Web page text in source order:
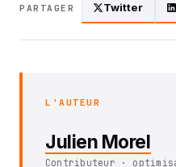
PARTAGER Twitter
L'AUTEUR
Julien Morel
Contributeur ·